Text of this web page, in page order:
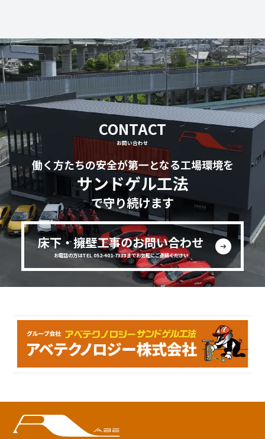
CONTACT
お問い合わせ
働く方たちの安全が第一となる工場環境を
サンドゲル工法
で守り続けます
床下・擁壁工事のお問い合わせ
お電話の方はTEL 052-401-7333までお気軽にご連絡ください